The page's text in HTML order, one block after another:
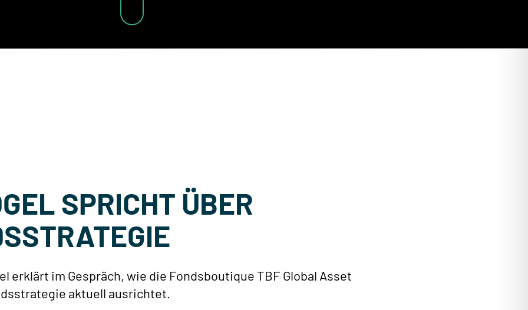
SPRICHT ÜBER
erklärt im Gespräch, wie die Fondsboutique TBF Global Asset
aktuell ausrichtet.